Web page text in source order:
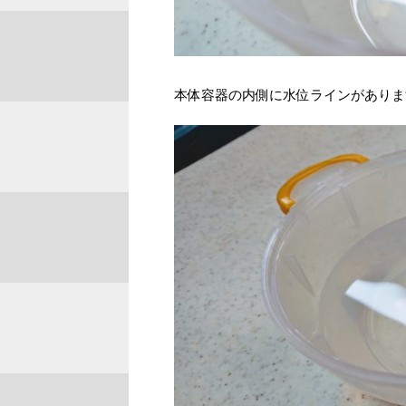
本体容器の内側に水位ラインがあり